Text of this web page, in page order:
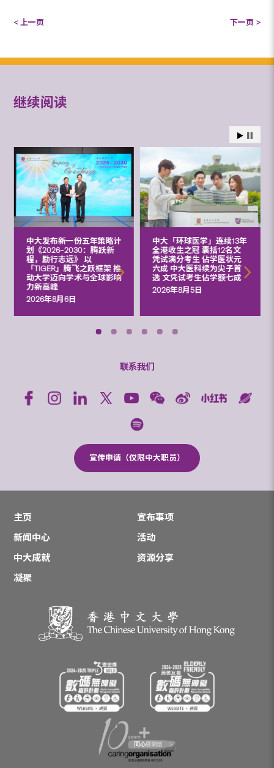
< 上一页 下一页 >
继续阅读
中大发布新一份五年策略计
划《2026‒2030：腾跃新
程，励行志远》 以
「TIGER」腾飞之跃框架 推
动大学迈向学术与全球影响
力新高峰
2026年8月6日
中大「环球医学」连续13年
全港收生之冠 囊括12名文
凭试满分考生 佔学医状元
六成 中大医科续为尖子首
选 文凭试考生佔学额七成
2026年8月5日
联系我们
宣传申请（仅限中大职员）
主页
宣布事项
新闻中心
活动
中大成就
资源分享
凝聚